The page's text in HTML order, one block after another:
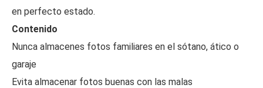
en perfecto estado.
Contenido
Nunca almacenes fotos familiares en el sótano, ático o
garaje
Evita almacenar fotos buenas con las malas